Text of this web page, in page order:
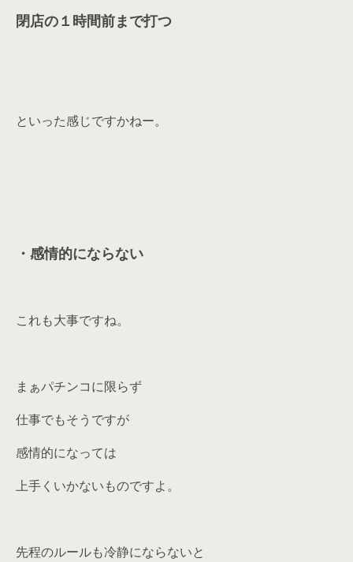
閉店の１時間前まで打つ
といった感じですかねー。
・感情的にならない
これも大事ですね。
まぁパチンコに限らず
仕事でもそうですが
感情的になっては
上手くいかないものですよ。
先程のルールも冷静にならないと